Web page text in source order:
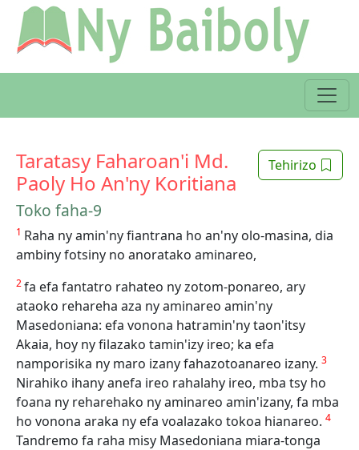
Tehirizo
Taratasy Faharoan'i Md.
Paoly Ho An'ny Koritiana
Toko faha-9
1 Raha ny amin'ny fiantrana ho an'ny olo-masina, dia
ambiny fotsiny no anoratako aminareo,
2fa efa fantatro rahateo ny zotom-ponareo, ary
ataoko rehareha aza ny aminareo amin'ny
Masedoniana: efa vonona hatramin'ny taon'itsy
Akaia, hoy ny filazako tamin'izy ireo; ka efa
namporisika ny maro izany fahazotoanareo izany. 3
Nirahiko ihany anefa ireo rahalahy ireo, mba tsy ho
foana ny reharehako ny aminareo amin'izany, fa mba
ho vonona araka ny efa voalazako tokoa hianareo. 4
Tandremo fa raha misy Masedoniana miara-tonga